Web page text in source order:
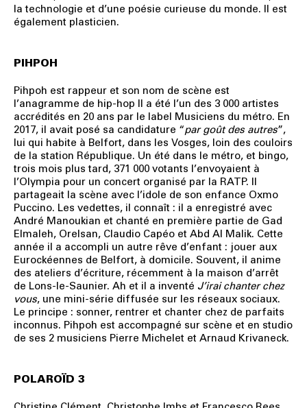
la technologie et d’une poésie curieuse du monde. Il est
également plasticien.
PIHPOH
Pihpoh est rappeur et son nom de scène est
l’anagramme de hip-hop Il a été l’un des 3 000 artistes
accrédités en 20 ans par le label Musiciens du métro. En
2017, il avait posé sa candidature “par goût des autres”,
lui qui habite à Belfort, dans les Vosges, loin des couloirs
de la station République. Un été dans le métro, et bingo,
trois mois plus tard, 371 000 votants l’envoyaient à
l’Olympia pour un concert organisé par la RATP. Il
partageait la scène avec l’idole de son enfance Oxmo
Puccino. Les vedettes, il connaît : il a enregistré avec
André Manoukian et chanté en première partie de Gad
Elmaleh, Orelsan, Claudio Capéo et Abd Al Malik. Cette
année il a accompli un autre rêve d’enfant : jouer aux
Eurockéennes de Belfort, à domicile. Souvent, il anime
des ateliers d’écriture, récemment à la maison d’arrêt
de Lons-le-Saunier. Ah et il a inventé J’irai chanter chez
vous, une mini-série diffusée sur les réseaux sociaux.
Le principe : sonner, rentrer et chanter chez de parfaits
inconnus. Pihpoh est accompagné sur scène et en studio
de ses 2 musiciens Pierre Michelet et Arnaud Krivaneck.
POLAROÏD 3